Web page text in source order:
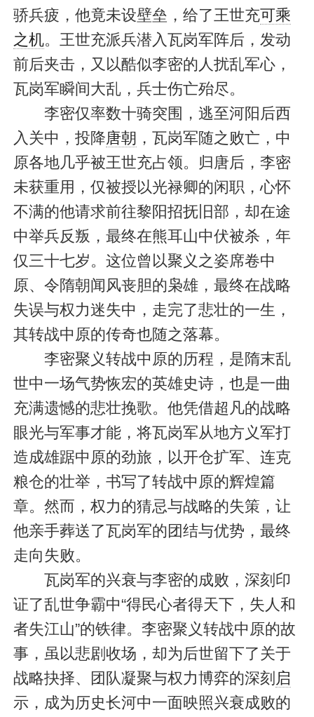
骄兵疲，他竟未设壁垒，给了王世充可乘
之机。王世充派兵潜入瓦岗军阵后，发动
前后夹击，又以酷似李密的人扰乱军心，
瓦岗军瞬间大乱，兵士伤亡殆尽。
李密仅率数十骑突围，逃至河阳后西
入关中，投降唐朝 ，瓦岗军随之败亡，中
原各地几乎被王世充占领。归唐后，李密
未获重用，仅被授以光禄卿的闲职，心怀
不满的他请求前往黎阳招抚旧部，却在途
中举兵反叛，最终在熊耳山中伏被杀，年
仅三十七岁。这位曾以聚义之姿席卷中
原、令隋朝闻风丧胆的枭雄，最终在战略
失误与权力迷失中，走完了悲壮的一生，
其转战中原的传奇也随之落幕。
李密聚义转战中原的历程，是隋末乱
世中一场气势恢宏的英雄史诗，也是一曲
充满遗憾的悲壮挽歌。他凭借超凡的战略
眼光与军事才能，将瓦岗军从地方义军打
造成雄踞中原的劲旅，以开仓扩军、连克
粮仓的壮举，书写了转战中原的辉煌篇
章。然而，权力的猜忌与战略的失策，让
他亲手葬送了瓦岗军的团结与优势，最终
走向失败。
瓦岗军的兴衰与李密的成败，深刻印
证了乱世争霸中“得民心者得天下，失人和
者失江山”的铁律。李密聚义转战中原的故
事，虽以悲剧收场，却为后世留下了关于
战略抉择、团队凝聚与权力博弈的深刻 启
示，成为历史长河中一面映照兴衰成败的